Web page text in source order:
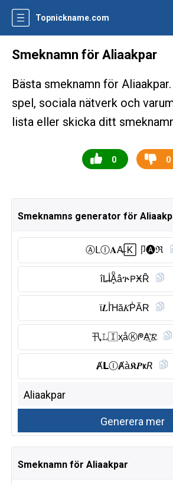
Topnickname.com
Smeknamn för Aliaakpar
Bästa smeknamn för
spel, sociala nätverk och
lista eller skicka ditt
0 0
Smeknamns generator för
Ⓐ︎𝖫Ⓘ︎𝐀A̶🄺卩🅐︎ℜ
ΐL̶I̾Ḁͦâጕ𝖯ӾȒ̈
ϊ𝑳I̾Ήă𝐾P̾ĂR
卂𝙻🇮 ҳåⓀ︎ᖘA҈𝓡
Ⱥ𝗟Ⓘ︎Ⱥà𝕶𝑷ҝ𝘙
Smeknamn för Aliaakpar